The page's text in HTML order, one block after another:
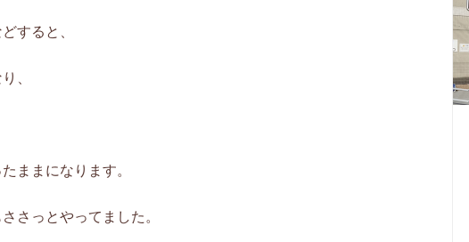
すると、
、
ままになります。
さっとやってました。